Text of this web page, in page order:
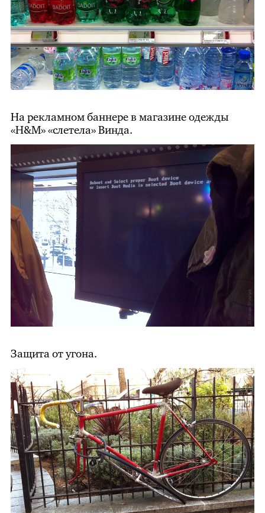
На рекламном баннере в магазине одежды
«H&M» «слетела» Винда.
Защита от угона.